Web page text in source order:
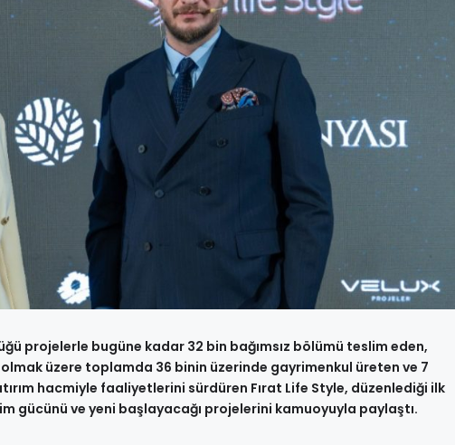
projelerle bugüne kadar 32 bin bağımsız bölümü teslim eden,
üzere toplamda 36 binin üzerinde gayrimenkul üreten ve 7
hacmiyle faaliyetlerini sürdüren Fırat Life Style, düzenlediği ilk
gücünü ve yeni başlayacağı projelerini kamuoyuyla paylaştı.